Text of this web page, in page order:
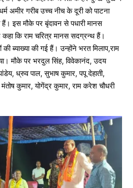
अमीर गरीब उच्च नीच के दूरी को पाटना
इस मौके पर बृंदावन से पधारी मानस
कहा कि राम चरित्र मानस सदग्रन्थ हैं।
की ब्याख्या की गई हैं। उन्होंने भरत मिलाप,राम
मौके पर भरदुल सिंह, विवेकानंद, उदय
ध्रुव पाल, सुभाष कुमार, पपू देहाती,
कुमार, योगेंद्र कुमार, राम करेश चौधरी